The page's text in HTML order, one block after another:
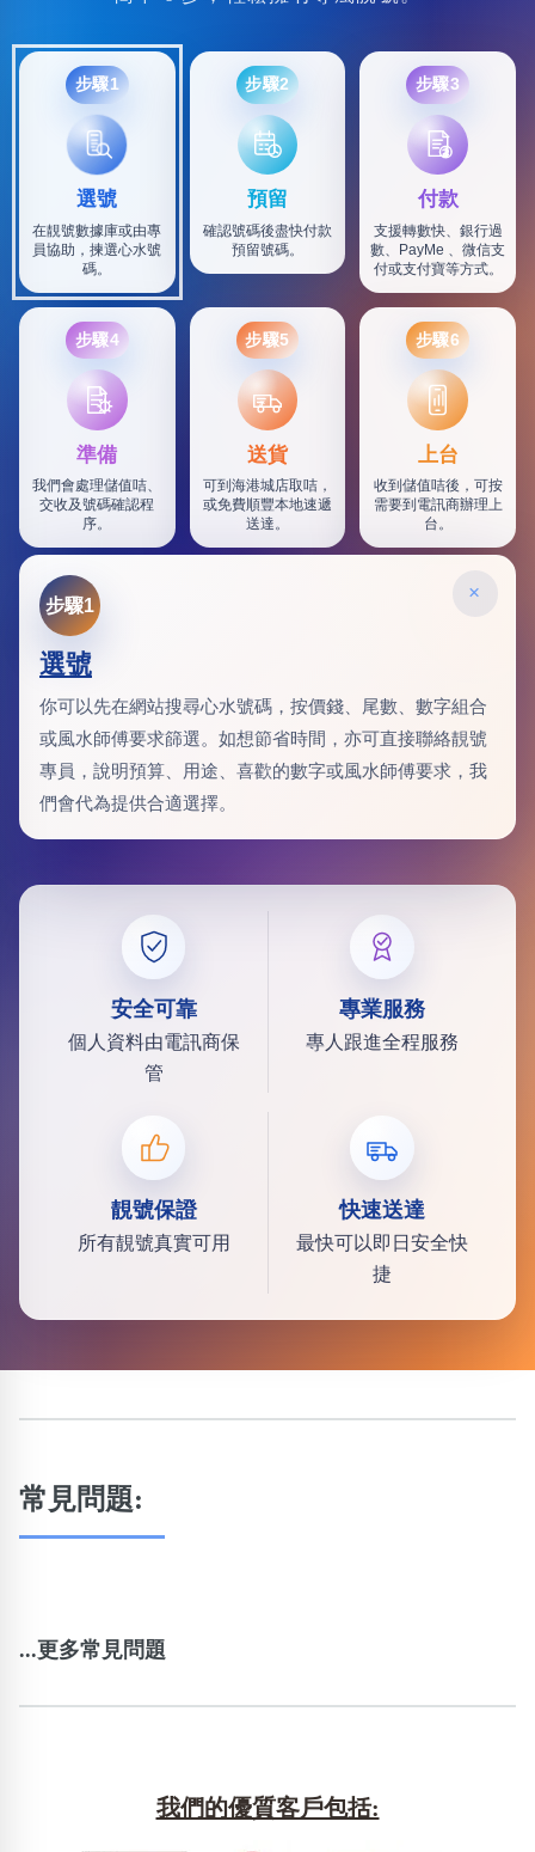
步驟1
選號
在靚號數據庫或由專
員協助，揀選心水號
碼。
步驟2
預留
確認號碼後盡快付款
預留號碼。
步驟3
付款
支援轉數快、銀行過
數、PayMe 、微信支
付或支付寶等方式。
步驟4
準備
我們會處理儲值咭、
交收及號碼確認程
序。
步驟5
SF
送貨
可到海港城店取咭，
或免費順豐本地速遞
送達。
步驟6
上台
收到儲值咭後，可按
需要到電訊商辦理上
台。
×
步驟1
選號
你可以先在網站搜尋心水號碼，按價錢、尾數、數字組合
或風水師傅要求篩選。如想節省時間，亦可直接聯絡靚號
專員，說明預算、用途、喜歡的數字或風水師傅要求，我
們會代為提供合適選擇。
安全可靠
個人資料由電訊商保
管
專業服務
專人跟進全程服務
靚號保證
所有靚號真實可用
快速送達
最快可以即日安全快
捷
常見問題:
...更多常見問題
我們的優質客戶包括: